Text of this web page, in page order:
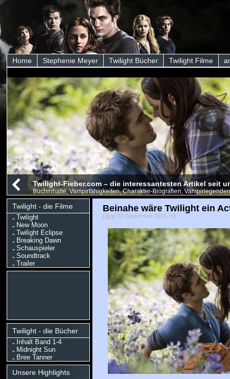
Home Stephenie Meyer Twilight Bücher Twilight Filme
Twilight-Fieber.com – die interessantesten Artikel seit
Buchinhalte, Vampirfähigkeiten, Charakter-Biografien,
Twilight - die Filme
Twilight
New Moon
Twilight Eclipse
Breaking Dawn
Schauspieler
Soundtrack
Trailer
Twilight - die Bücher
Inhalt Band 1-4
Midnight Sun
Bree Tanner
Unsere Highlights
Beinahe wäre Twilight ein
Filme30 September 2010, iris